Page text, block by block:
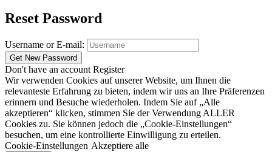
Reset Password
Username or E-mail:
Don't have an account Register
Wir verwenden Cookies auf unserer Website, um Ihnen die
relevanteste Erfahrung zu bieten, indem wir uns an Ihre Präferenzen
erinnern und Besuche wiederholen. Indem Sie auf „Alle
akzeptieren“ klicken, stimmen Sie der Verwendung ALLER
Cookies zu. Sie können jedoch die „Cookie-Einstellungen“
besuchen, um eine kontrollierte Einwilligung zu erteilen.
Cookie-Einstellungen Akzeptiere alle